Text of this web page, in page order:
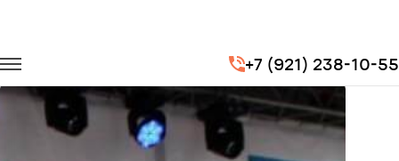
+7 (921) 238-10-55
Перевозка сотрудников
День Металлурга